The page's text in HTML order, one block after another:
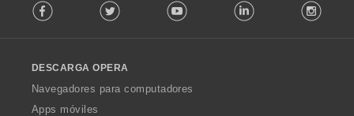
o
w
O
p
Facebook Twitter Youtube LinkedIn
DESCARGA OPERA
Navegadores para computadores
Apps móviles